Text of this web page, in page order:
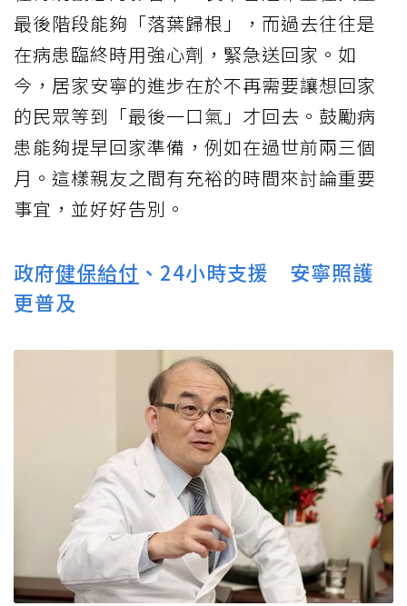
最後階段能夠「落葉歸根」，而過去往往是
在病患臨終時用強心劑，緊急送回家。如
今，居家安寧的進步在於不再需要讓想回家
的民眾等到「最後一口氣」才回去。鼓勵病
患能夠提早回家準備，例如在過世前兩三個
月。這樣親友之間有充裕的時間來討論重要
事宜，並好好告別。
政府健保給付 、24小時支援 安寧照護
更普及